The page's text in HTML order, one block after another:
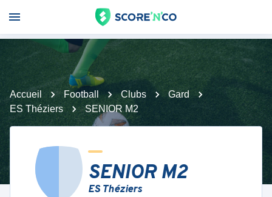
Accueil Football Clubs
Gard
ES Théziers
SENIOR M2
SENIOR M2
ES Théziers